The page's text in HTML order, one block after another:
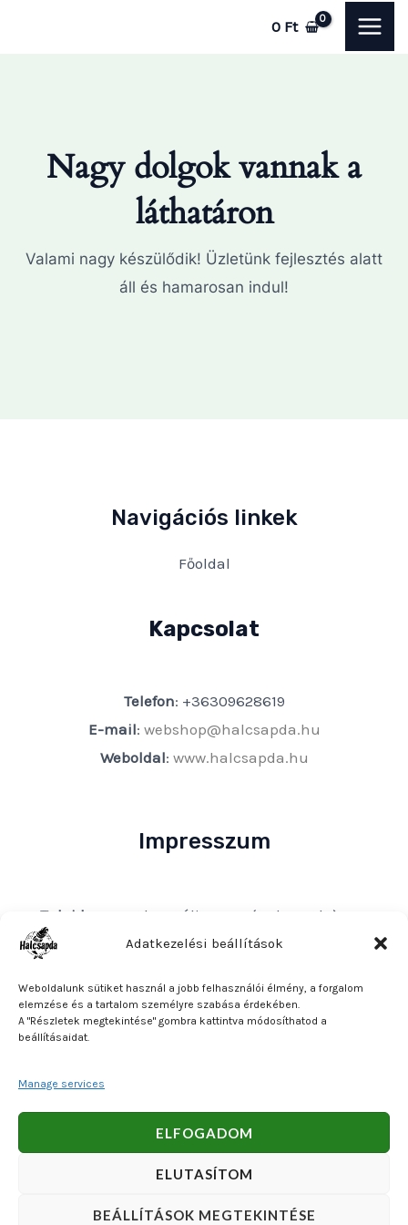
Adatkezelési beállítások
Weboldalunk sütiket használ a jobb felhasználói élmény, a forgalom
elemzése és a tartalom személyre szabása érdekében.
A "Részletek megtekintése" gombra kattintva módosíthatod a
beállításaidat.
Manage services
ELFOGADOM
ELUTASÍTOM
BEÁLLÍTÁSOK MEGTEKINTÉSE
0 Ft
Nagy dolgok vannak a
láthatáron
Valami nagy készülődik! Üzletünk fejlesztés alatt
áll és hamarosan indul!
Navigációs linkek
Főoldal
Kapcsolat
Telefon: +36309628619
E-mail: webshop@halcsapda.hu
Weboldal: www.halcsapda.hu
Impresszum
Tulajdonos
: Bakos Bálint E. V. (Halcsapda)
Székhely és postacím: 2890 Tata, Nyárfa u. 7.
Közösségi adószám: HU90921379
Bankszámlaszám: OTP Bank 11740047-27102600
by Bakos Bálint E. V. (Halcsapda).